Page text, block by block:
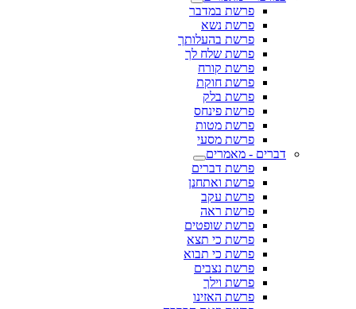
פרשת במדבר
פרשת נשא
פרשת בהעלותך
פרשת שלח לך
פרשת קורח
פרשת חוקת
פרשת בלק
פרשת פינחס
פרשת מטות
פרשת מסעי
דברים - מאמרים
פרשת דברים
פרשת ואתחנן
פרשת עקב
פרשת ראה
פרשת שופטים
פרשת כי תצא
פרשת כי תבוא
פרשת נצבים
פרשת וילך
פרשת האזינו